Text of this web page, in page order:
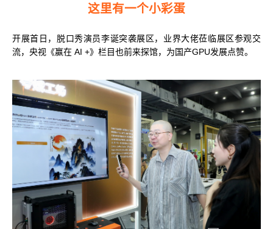
这里有一个小彩蛋
开展首日，脱口秀演员李诞突袭展区，业界大佬莅临展区参观交
流，央视《赢在 AI +》栏目也前来探馆，为国产GPU发展点赞。